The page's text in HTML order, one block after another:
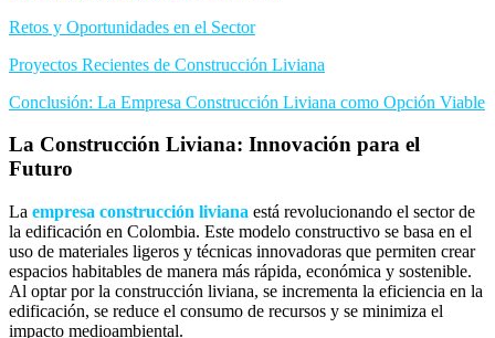
Retos y Oportunidades en el Sector
Proyectos Recientes de Construcción Liviana
Conclusión: La Empresa Construcción Liviana como Opción Viable
La Construcción Liviana: Innovación para el
Futuro
La empresa construcción liviana está revolucionando el sector de
la edificación en Colombia. Este modelo constructivo se basa en el
uso de materiales ligeros y técnicas innovadoras que permiten crear
espacios habitables de manera más rápida, económica y sostenible.
Al optar por la construcción liviana, se incrementa la eficiencia en la
edificación, se reduce el consumo de recursos y se minimiza el
impacto medioambiental.